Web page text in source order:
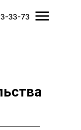
33-73